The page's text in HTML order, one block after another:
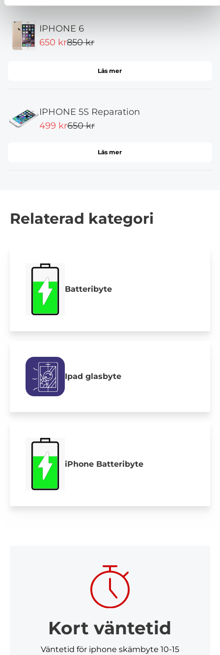
IPHONE 6
650 kr850 kr
Läs mer
IPHONE 5S Reparation
499 kr650 kr
Läs mer
Relaterad kategori
Batteribyte
Ipad glasbyte
iPhone Batteribyte
Kort väntetid
Väntetid för iphone skämbyte 10-15